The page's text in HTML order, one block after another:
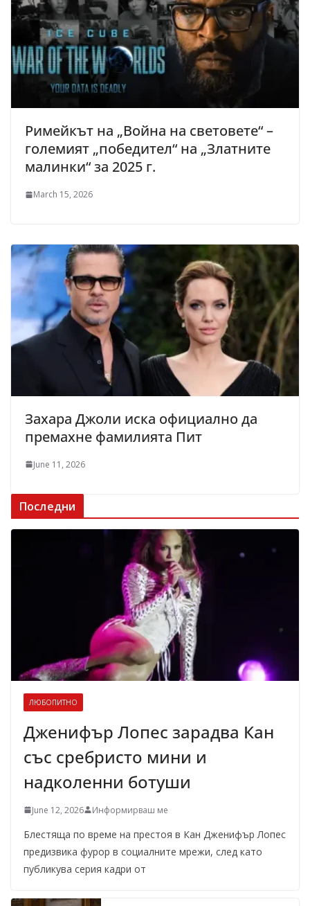
Римейкът на „Война на световете“ –
големият „победител“ на „Златните
малинки“ за 2025 г.
March 15, 2026
Захара Джоли иска официално да
премахне фамилията Пит
June 11, 2026
Последни
ЛЮБОПИТНО
Дженифър Лопес зарадва Кан
със сребристо мини и
надколенни ботуши
June 12, 2026 Информирваш ме
Блестяща по време на престоя в Кан Дженифър Лопес
предизвика фурор в социалните мрежи, след като
публикува серия кадри от